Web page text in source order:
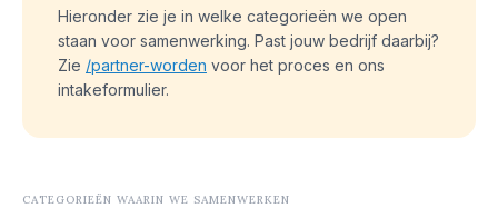
Hieronder zie je in welke categorieën we open
staan voor samenwerking. Past jouw bedrijf daarbij?
Zie /partner-worden voor het proces en ons
intakeformulier.
CATEGORIEËN WAARIN WE SAMENWERKEN